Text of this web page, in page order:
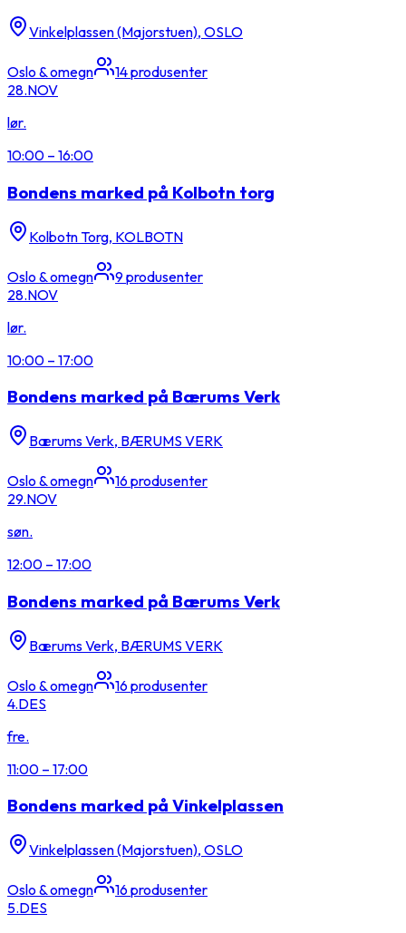
Vinkelplassen (Majorstuen), OSLO
Oslo & omegn 14produsenter
28.NOV
lør.
10:00 – 16:00
Bondens marked på Kolbotn torg
Kolbotn Torg, KOLBOTN
Oslo & omegn 9produsenter
28.NOV
lør.
10:00 – 17:00
Bondens marked på Bærums Verk
Bærums Verk, BÆRUMS VERK
Oslo & omegn 16produsenter
29.NOV
søn.
12:00 – 17:00
Bondens marked på Bærums Verk
Bærums Verk, BÆRUMS VERK
Oslo & omegn 16produsenter
4.DES
fre.
11:00 – 17:00
Bondens marked på Vinkelplassen
Vinkelplassen (Majorstuen), OSLO
Oslo & omegn 16produsenter
5.DES